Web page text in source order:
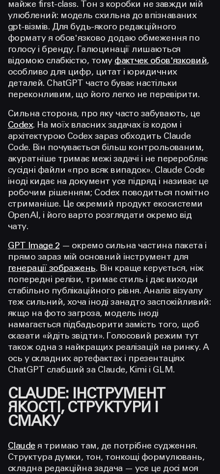
майже first-class. Тон з коробки не завжди мій
улюблений: модель схильна до впізнаваних
gpt-візмів. Для будь-якого редакційного
формату я обов'язково додаю обмеження по
голосу і бренду. Галюцинації лишаються
відомою слабкістю, тому фактчек обов'язковий,
особливо для цифр, цитат і юридичних
деталей. ChatGPT часто буває настільки
переконливим, що його легко не перевірити.
Сильна сторона, про яку часто забувають, це
Codex. На моїх власних задачах із кодом і
архітектурою Codex зараз обходить Claude
Code. Він почувається більш контрольованим,
акуратніше тримає межі задачі і не переробляє
сусідні файли «про всяк випадок». Claude Code
іноді кидає на документ усе підряд і називає це
робочим рішенням; Codex поводиться помітно
стриманіше. Це окремий продукт екосистеми
OpenAI, і його варто розглядати окремо від
чату.
GPT Image 2 — окремо сильна частина пакета і
прямо зараз мій основний інструмент для
генерації зображень. Він краще керується, ніж
попередні релізи, тримає стиль і дає виходи
стабільно публікаційного рівня. Аналіз візуалу
теж сильний, хоча іноді занадто заспокійливий:
якщо на фото загроза, модель іноді
намагається підбадьорити замість того, щоб
сказати «йдіть звідти». Голосовий режим тут
також одна з найкращих реалізацій на ринку. А
ось у складних артефактах і презентаціях
ChatGPT слабший за Claude, Kimi і GLM.
CLAUDE: ІНСТРУМЕНТ
ЯКОСТІ, СТРУКТУРИ І
СМАКУ
Claudeя тримаю там, де потрібне судження.
Структура думки, тон, тонкощі формулювань,
складна редакційна задача — усе це досі моя